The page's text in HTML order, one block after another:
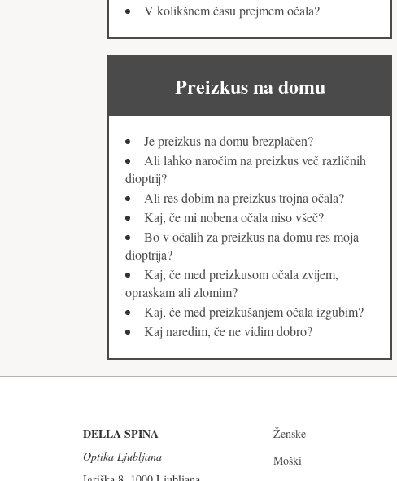
V kolikšnem času prejmem očala?
Preizkus na domu
Je preizkus na domu brezplačen?
Ali lahko naročim na preizkus več različnih
dioptrij?
Ali res dobim na preizkus trojna očala?
Kaj, če mi nobena očala niso všeč?
Bo v očalih za preizkus na domu res moja
dioptrija?
Kaj, če med preizkusom očala zvijem,
opraskam ali zlomim?
Kaj, če med preizkušanjem očala izgubim?
Kaj naredim, če ne vidim dobro?
DELLA SPINA
Optika Ljubljana
Ženske
Moški